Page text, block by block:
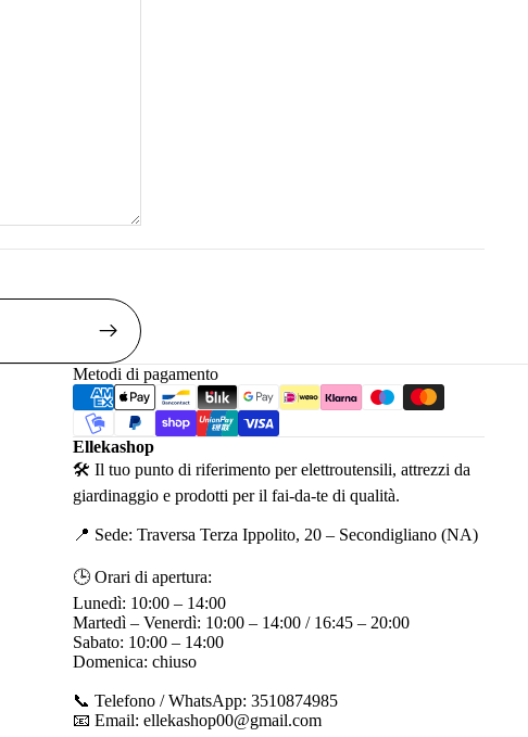
Metodi di pagamento
Ellekashop
🛠 Il tuo punto di riferimento per elettroutensili, attrezzi da
giardinaggio e prodotti per il fai-da-te di qualità.
📍 Sede: Traversa Terza Ippolito, 20 – Secondigliano (NA)
🕒 Orari di apertura:
Lunedì: 10:00 – 14:00
Martedì – Venerdì: 10:00 – 14:00 / 16:45 – 20:00
Sabato: 10:00 – 14:00
Domenica: chiuso
📞 Telefono / WhatsApp: 3510874985
📧 Email: ellekashop00@gmail.com